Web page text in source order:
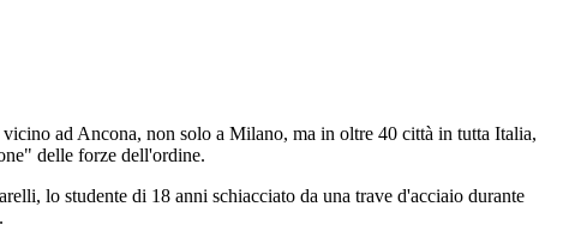
ad Ancona, non solo a Milano, ma in oltre 40 città in tutta Italia,
delle forze dell'ordine.
lo studente di 18 anni schiacciato da una trave d'acciaio durante